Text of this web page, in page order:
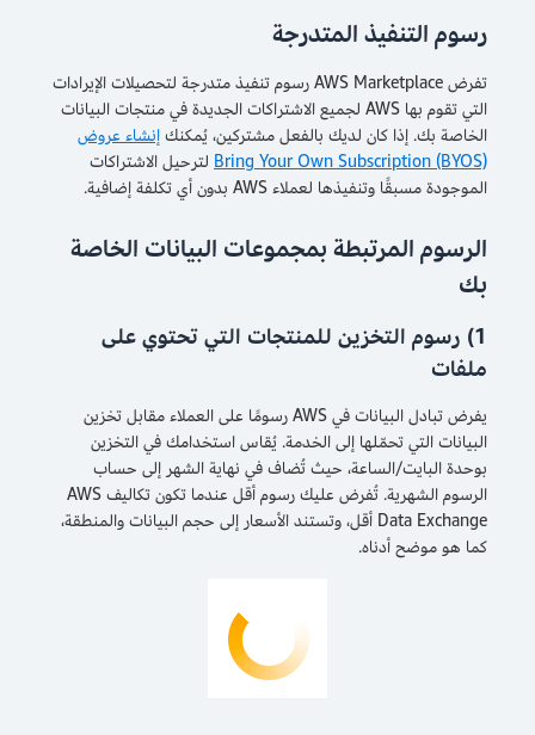
رسوم التنفيذ المتدرجة
تفرض AWS Marketplace رسوم تنفيذ متدرجة لتحصيلات الإيرادات
التي تقوم بها AWS لجميع الاشتراكات الجديدة في منتجات البيانات
الخاصة بك. إذا كان لديك بالفعل مشتركين، يُمكنكإنشاء عروض
Bring Your Own Subscription (BYOS) لترحيل الاشتراكات
الموجودة مسبقًا وتنفيذها لعملاء AWS بدون أي تكلفة إضافية.
الرسوم المرتبطة بمجموعات البيانات الخاصة
بك
1) رسوم التخزين للمنتجات التي تحتوي على
ملفات
يفرض تبادل البيانات في AWS رسومًا على العملاء مقابل تخزين
البيانات التي تحمّلها إلى الخدمة. يُقاس استخدامك في التخزين
بوحدة البايت/الساعة، حيث تُضاف في نهاية الشهر إلى حساب
الرسوم الشهرية. تُفرض عليك رسوم أقل عندما تكون تكاليف AWS
Data Exchange أقل، وتستند الأسعار إلى حجم البيانات والمنطقة،
كما هو موضح أدناه.